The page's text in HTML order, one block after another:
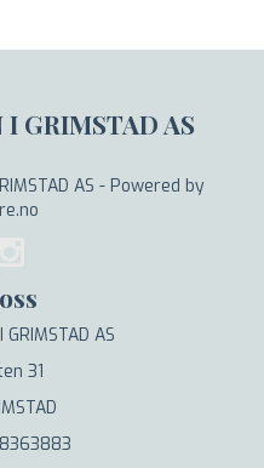
GRIMSTAD AS
AS - Powered by
GRIMSTAD AS
31